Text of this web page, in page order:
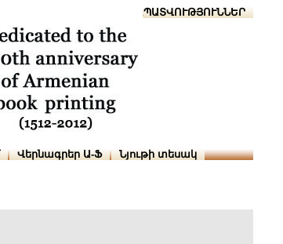
ՆԱԽԱՊԱՏՎՈՒԹՅՈՒՆՆԵՐ
Վերնագրեր Ա-Ֆ Նյութի տեսակ